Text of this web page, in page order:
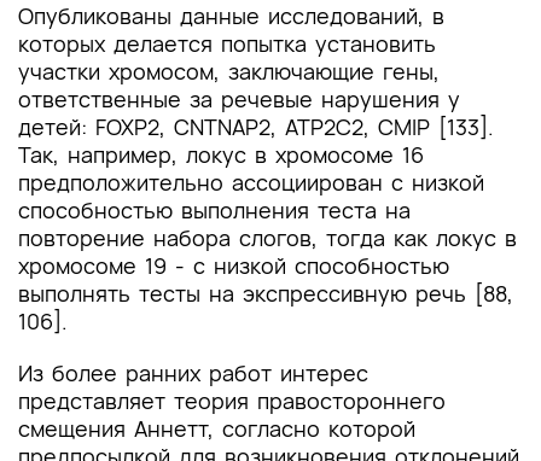
Опубликованы данные исследований, в
которых делается попытка установить
участки хромосом, заключающие гены,
ответственные за речевые нарушения у
детей: FOXP2, CNTNAP2, ATP2C2, CMIP [133].
Так, например, локус в хромосоме 16
предположительно ассоциирован с низкой
способностью выполнения теста на
повторение набора слогов, тогда как локус в
хромосоме 19 - с низкой способностью
выполнять тесты на экспрессивную речь [88,
106].
Из более ранних работ интерес
представляет теория правостороннего
смещения Аннетт, согласно которой